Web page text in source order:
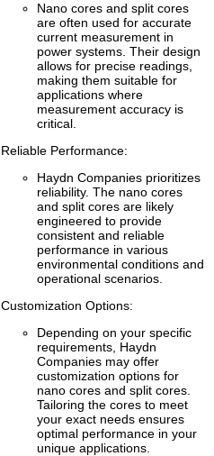
Nano cores and split cores
are often used for accurate
current measurement in
power systems. Their design
allows for precise readings,
making them suitable for
applications where
measurement accuracy is
critical.
Reliable Performance:
Haydn Companies prioritizes
reliability. The nano cores
and split cores are likely
engineered to provide
consistent and reliable
performance in various
environmental conditions and
operational scenarios.
Customization Options:
Depending on your specific
requirements, Haydn
Companies may offer
customization options for
nano cores and split cores.
Tailoring the cores to meet
your exact needs ensures
optimal performance in your
unique applications.